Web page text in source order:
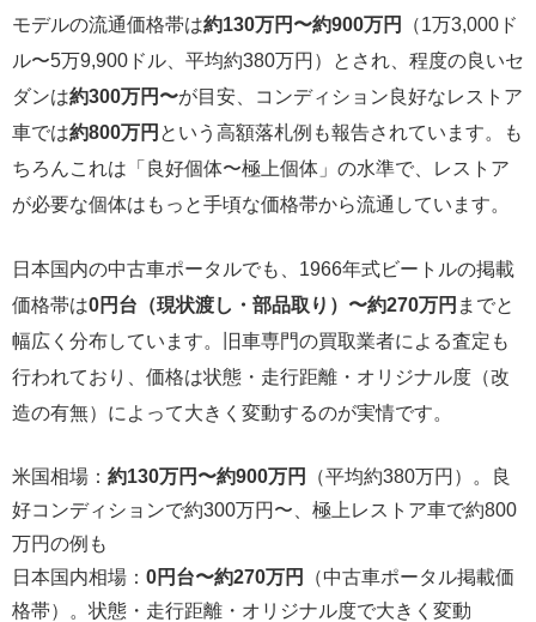
モデルの流通価格帯は約130万円〜約900万円
（1万3,000ド
ル〜5万9,900ドル、平均約380万円）とされ、程度の良いセ
ダンは約300万円〜が目安、コンディション良好なレストア
車では約800万円 という高額落札例も報告されています。も
ちろんこれは「良好個体〜極上個体」の水準で、レストア
が必要な個体はもっと手頃な価格帯から流通しています。
日本国内の中古車ポータルでも、1966年式ビートルの掲載
価格帯は0円台（現状渡し・部品取り）〜約270万円 までと
幅広く分布しています。旧車専門の買取業者による査定も
行われており、価格は状態・走行距離・オリジナル度（改
造の有無）によって大きく変動するのが実情です。
米国相場： 約130万円〜約900万円
（平均約380万円）。良
好コンディションで約300万円〜、極上レストア車で約800
万円の例も
日本国内相場： 0円台〜約270万円
（中古車ポータル掲載価
格帯）。状態・走行距離・オリジナル度で大きく変動